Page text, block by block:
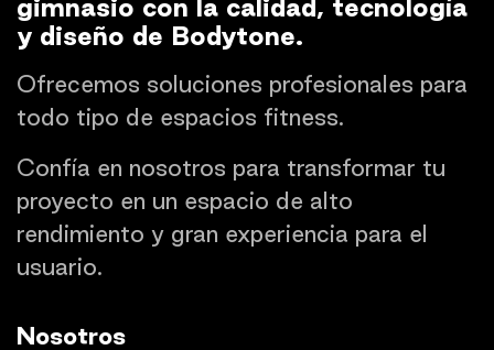
gimnasio con la calidad, tecnología
y diseño de Bodytone.
Ofrecemos soluciones profesionales para
todo tipo de espacios fitness.
Confía en nosotros para transformar tu
proyecto en un espacio de alto
rendimiento y gran experiencia para el
usuario.
Nosotros